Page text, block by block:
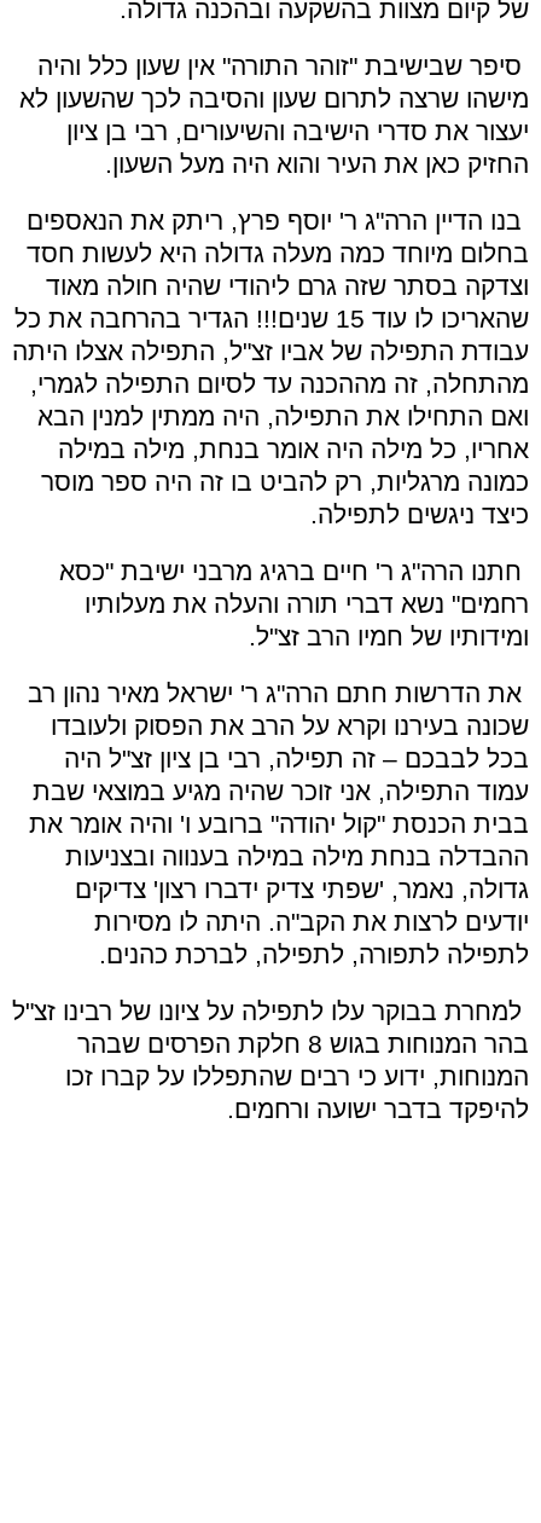
של קיום מצוות בהשקעה ובהכנה גדולה.
סיפר שבישיבת "זוהר התורה" אין שעון כלל והיה
מישהו שרצה לתרום שעון והסיבה לכך שהשעון לא
יעצור את סדרי הישיבה והשיעורים, רבי בן ציון
החזיק כאן את העיר והוא היה מעל השעון.
בנו הדיין הרה"ג ר' יוסף פרץ, ריתק את הנאספים
בחלום מיוחד כמה מעלה גדולה היא לעשות חסד
וצדקה בסתר שזה גרם ליהודי שהיה חולה מאוד
שהאריכו לו עוד 15 שנים!!! הגדיר בהרחבה את כל
עבודת התפילה של אביו זצ"ל, התפילה אצלו היתה
מהתחלה, זה מההכנה עד לסיום התפילה לגמרי,
ואם התחילו את התפילה, היה ממתין למנין הבא
אחריו, כל מילה היה אומר בנחת, מילה במילה
כמונה מרגליות, רק להביט בו זה היה ספר מוסר
כיצד ניגשים לתפילה.
חתנו הרה"ג ר' חיים ברגיג מרבני ישיבת "כסא
רחמים" נשא דברי תורה והעלה את מעלותיו
ומידותיו של חמיו הרב זצ"ל.
את הדרשות חתם הרה"ג ר' ישראל מאיר נהון רב
שכונה בעירנו וקרא על הרב את הפסוק ולעובדו
בכל לבבכם – זה תפילה, רבי בן ציון זצ"ל היה
עמוד התפילה, אני זוכר שהיה מגיע במוצאי שבת
בבית הכנסת "קול יהודה" ברובע ו' והיה אומר את
ההבדלה בנחת מילה במילה בענווה ובצניעות
גדולה, נאמר, 'שפתי צדיק ידברו רצון' צדיקים
יודעים לרצות את הקב"ה. היתה לו מסירות
לתפילה לתפורה, לתפילה, לברכת כהנים.
למחרת בבוקר עלו לתפילה על ציונו של רבינו זצ"ל
בהר המנוחות בגוש 8 חלקת הפרסים שבהר
המנוחות, ידוע כי רבים שהתפללו על קברו זכו
להיפקד בדבר ישועה ורחמים.